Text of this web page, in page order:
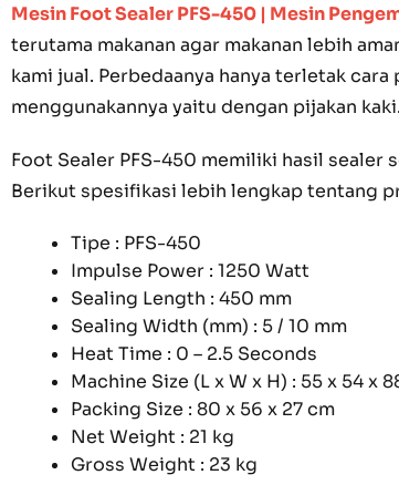
Mesin Foot Sealer PFS-450 | Mesin
terutama makanan agar makanan lebih
kami jual. Perbedaanya hanya terletak
menggunakannya yaitu dengan pijakan kaki.
Foot Sealer PFS-450 memiliki hasil sealer
Berikut spesifikasi lebih lengkap tentang
Tipe : PFS-450
Impulse Power : 1250 Watt
Sealing Length : 450 mm
Sealing Width (mm) : 5 / 10 mm
Heat Time : 0 – 2.5 Seconds
Machine Size (L x W x H) : 55 x 54 x
Packing Size : 80 x 56 x 27 cm
Net Weight : 21 kg
Gross Weight : 23 kg